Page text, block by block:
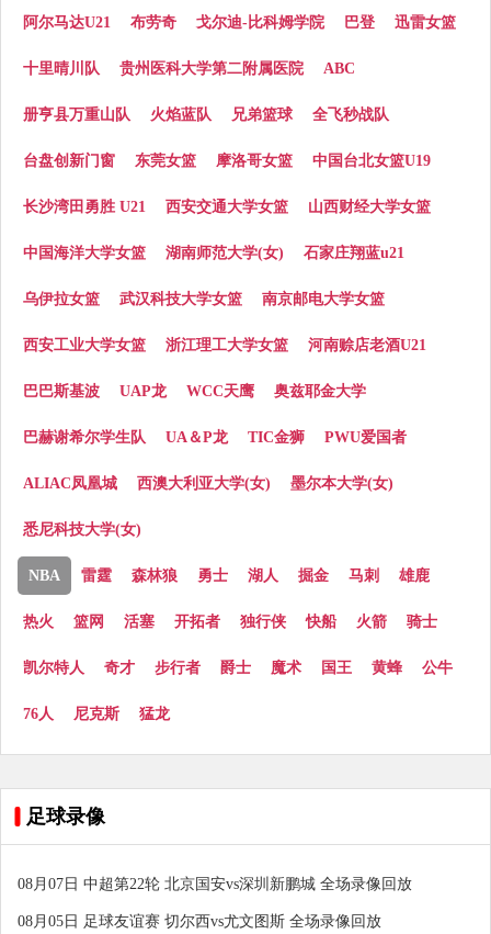
阿尔马达U21 布劳奇 戈尔迪-比科姆学院 巴登 迅雷女篮
十里晴川队 贵州医科大学第二附属医院 ABC
册亨县万重山队 火焰蓝队 兄弟篮球 全飞秒战队
台盘创新门窗 东莞女篮 摩洛哥女篮 中国台北女篮U19
长沙湾田勇胜 U21 西安交通大学女篮 山西财经大学女篮
中国海洋大学女篮 湖南师范大学(女) 石家庄翔蓝u21
乌伊拉女篮 武汉科技大学女篮 南京邮电大学女篮
西安工业大学女篮 浙江理工大学女篮 河南赊店老酒U21
巴巴斯基波 UAP龙 WCC天鹰 奥兹耶金大学
巴赫谢希尔学生队 UA＆P龙 TIC金狮 PWU爱国者
ALIAC凤凰城 西澳大利亚大学(女) 墨尔本大学(女)
悉尼科技大学(女)
NBA 雷霆 森林狼 勇士 湖人 掘金 马刺 雄鹿
热火 篮网 活塞 开拓者 独行侠 快船 火箭 骑士
凯尔特人 奇才 步行者 爵士 魔术 国王 黄蜂 公牛
76人 尼克斯 猛龙
足球录像
08月07日 中超第22轮 北京国安vs深圳新鹏城 全场录像回放
08月05日 足球友谊赛 切尔西vs尤文图斯 全场录像回放